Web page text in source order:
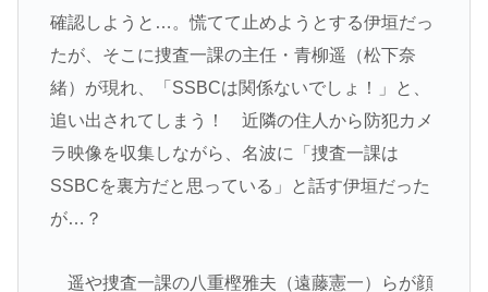
確認しようと…。慌てて止めようとする伊垣だっ
たが、そこに捜査一課の主任・ 青柳遥（松下奈
緒） が現れ、「SSBCは関係ないでしょ！」と、
追い出されてしまう！ 近隣の住人から防犯カメ
ラ映像を収集しながら、名波に「捜査一課は
SSBCを裏方だと思っている」と話す伊垣だった
が…？
遥や捜査一課の八重樫雅夫（遠藤憲一）
らが顔